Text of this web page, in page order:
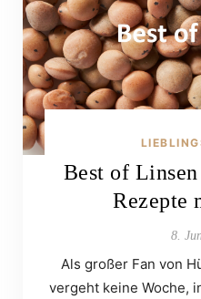
Best of
Rezepte
8.
Als großer Fan von
vergeht keine Woche,